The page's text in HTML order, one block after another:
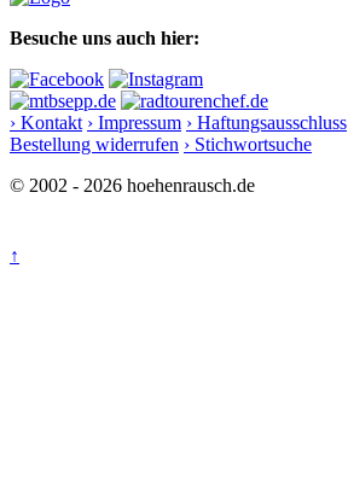
Besuche uns auch hier:
› Kontakt › Impressum › Haftungsausschluss
Bestellung widerrufen › Stichwortsuche
© 2002 - 2026 hoehenrausch.de
↑